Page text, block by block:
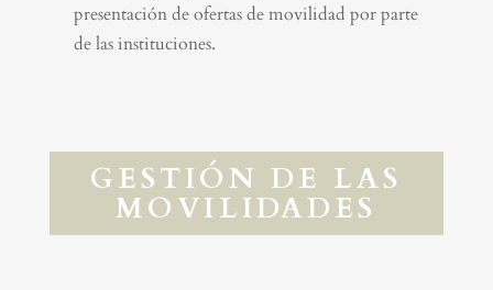
presentación de ofertas de movilidad por parte
de las instituciones.
GESTIÓN DE LAS
MOVILIDADES